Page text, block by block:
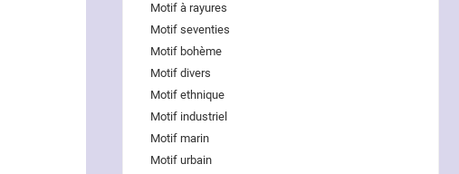
Motif à rayures
Motif seventies
Motif bohème
Motif divers
Motif ethnique
Motif industriel
Motif marin
Motif urbain